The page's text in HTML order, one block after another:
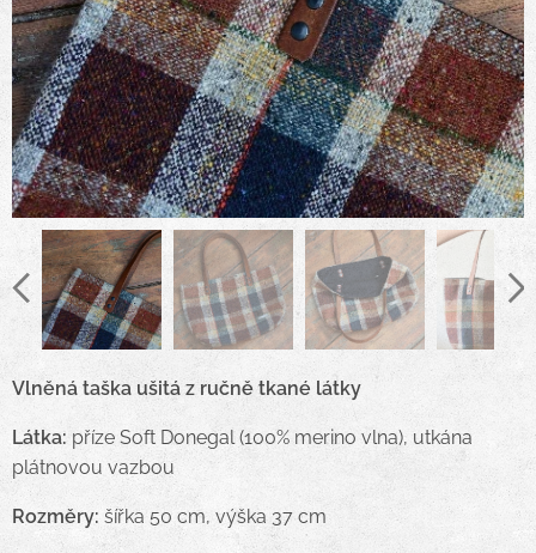
Vlněná taška ušitá z ručně tkané látky
Látka: příze Soft Donegal (100% merino vlna), utkána
plátnovou vazbou
Rozměry: šířka 50 cm, výška 37 cm